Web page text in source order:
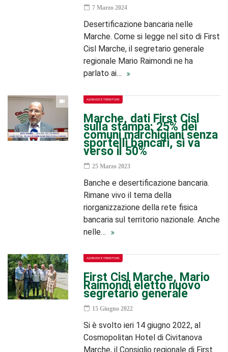
7 Marzo 2024
Desertificazione bancaria nelle
Marche. Come si legge nel sito di First
Cisl Marche, il segretario generale
regionale Mario Raimondi ne ha
parlato ai…
AZIENDE E TERRITORI
Marche, dati First Cisl
sulla stampa: 25% dei
comuni marchigiani senza
sportelli bancari, si va
verso il 50%
25 Marzo 2023
Banche e desertificazione bancaria.
Rimane vivo il tema della
riorganizzazione della rete fisica
bancaria sul territorio nazionale. Anche
nelle…
AZIENDE E TERRITORI
First Cisl Marche, Mario
Raimondi eletto nuovo
segretario generale
15 Giugno 2022
Si è svolto ieri 14 giugno 2022, al
Cosmopolitan Hotel di Civitanova
Marche, il Consiglio regionale di First